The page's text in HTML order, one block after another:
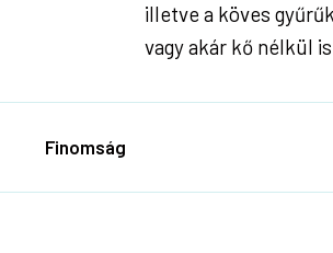
illetve a köves
vagy akár kő nélkül
Finomság